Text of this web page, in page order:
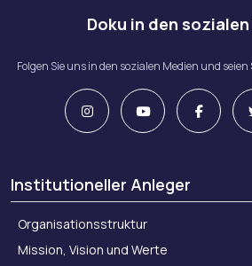
Doku in den
Folgen Sie uns in den sozialen Medien und seien
Institutioneller Anleger
Organisationsstruktur
Mission, Vision und Werte